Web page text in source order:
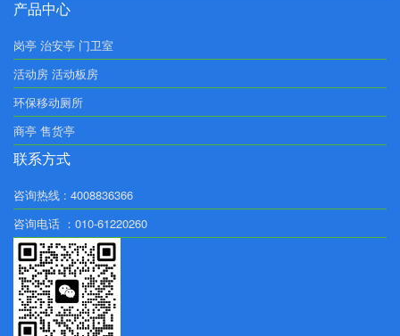
产品中心
岗亭 治安亭 门卫室
活动房 活动板房
环保移动厕所
商亭 售货亭
联系方式
咨询热线 : 4008836366
咨询电话 ：010-61220260